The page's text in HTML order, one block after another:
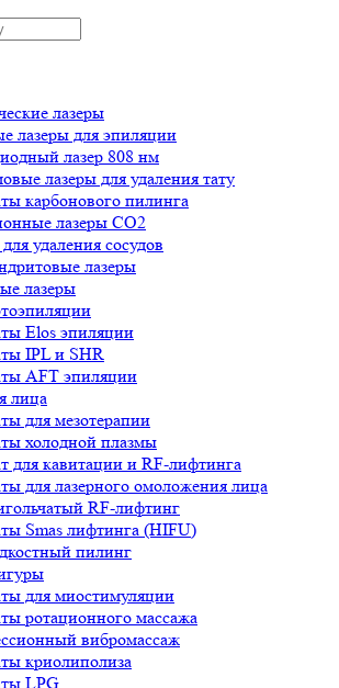
лазеры
лазеры для эпиляции
лазер 808 нм
лазеры для удаления тату
карбонового пилинга
лазеры CO2
удаления сосудов
лазеры
лазеры
Elos эпиляции
IPL и SHR
AFT эпиляции
лица
для мезотерапии
холодной плазмы
для кавитации и RF-лифтинга
для лазерного омоложения лица
RF-лифтинг
Smas лифтинга (HIFU)
пилинг
для миостимуляции
ротационного массажа
вибромассаж
криолиполиза
LPG